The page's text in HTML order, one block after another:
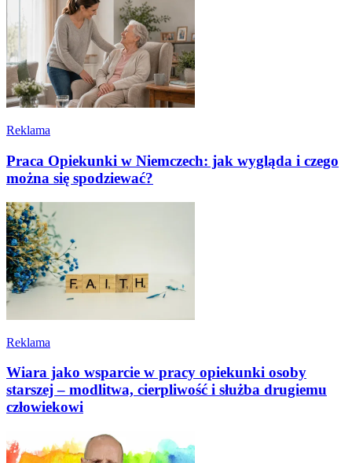
Reklama
Praca Opiekunki w Niemczech: jak wygląda i czego
można się spodziewać?
Reklama
Wiara jako wsparcie w pracy opiekunki osoby
starszej – modlitwa, cierpliwość i służba drugiemu
człowiekowi